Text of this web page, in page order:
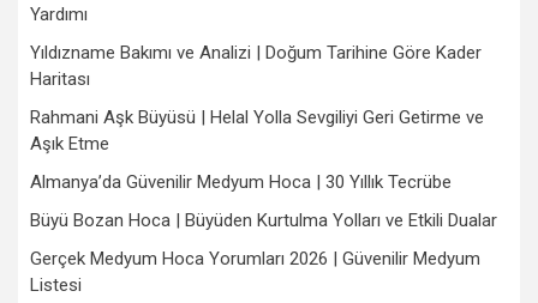
Yardımı
Yıldızname Bakımı ve Analizi | Doğum Tarihine Göre Kader
Haritası
Rahmani Aşk Büyüsü | Helal Yolla Sevgiliyi Geri Getirme ve
Aşık Etme
Almanya’da Güvenilir Medyum Hoca | 30 Yıllık Tecrübe
Büyü Bozan Hoca | Büyüden Kurtulma Yolları ve Etkili Dualar
Gerçek Medyum Hoca Yorumları 2026 | Güvenilir Medyum
Listesi